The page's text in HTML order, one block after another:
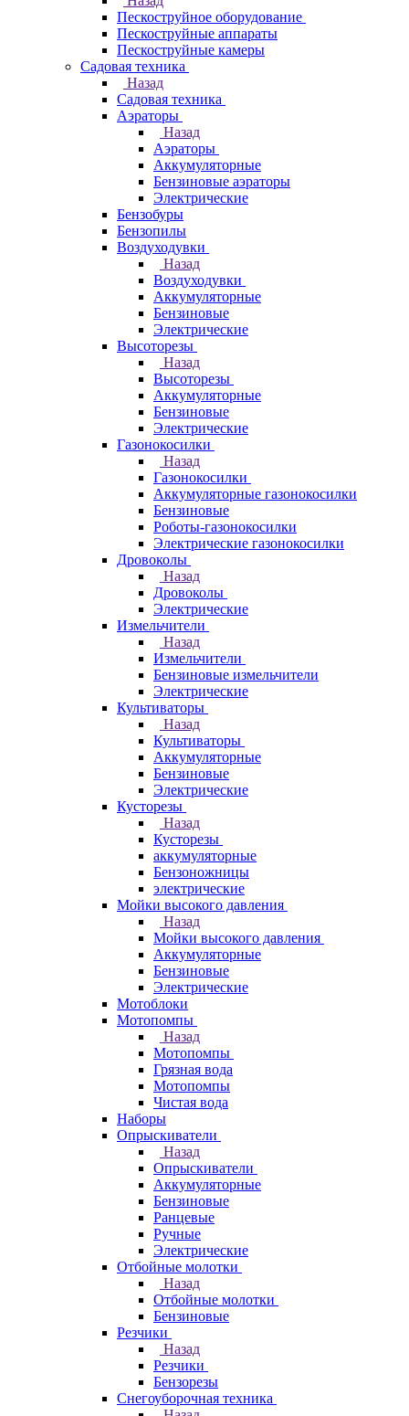
Пескоструйное оборудование
Пескоструйные аппараты
Пескоструйные камеры
Садовая техника
Назад
Садовая техника
Аэраторы
Назад
Аэраторы
Аккумуляторные
Бензиновые аэраторы
Электрические
Бензобуры
Бензопилы
Воздуходувки
Назад
Воздуходувки
Аккумуляторные
Бензиновые
Электрические
Высоторезы
Назад
Высоторезы
Аккумуляторные
Бензиновые
Электрические
Газонокосилки
Назад
Газонокосилки
Аккумуляторные газонокосилки
Бензиновые
Роботы-газонокосилки
Электрические газонокосилки
Дровоколы
Назад
Дровоколы
Электрические
Измельчители
Назад
Измельчители
Бензиновые измельчители
Электрические
Культиваторы
Назад
Культиваторы
Аккумуляторные
Бензиновые
Электрические
Кусторезы
Назад
Кусторезы
аккумуляторные
Бензоножницы
электрические
Мойки высокого давления
Назад
Мойки высокого давления
Аккумуляторные
Бензиновые
Электрические
Мотоблоки
Мотопомпы
Назад
Мотопомпы
Грязная вода
Мотопомпы
Чистая вода
Наборы
Опрыскиватели
Назад
Опрыскиватели
Аккумуляторные
Бензиновые
Ранцевые
Ручные
Электрические
Отбойные молотки
Назад
Отбойные молотки
Бензиновые
Резчики
Назад
Резчики
Бензорезы
Снегоуборочная техника